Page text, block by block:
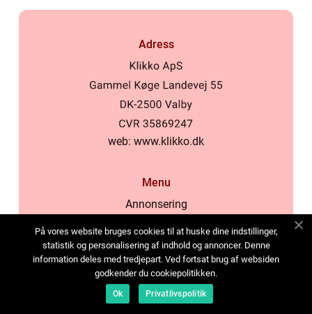
Adress
web: www.klikko.dk
Menu
Annonsering
Cookies
Kontakta oss
Sitemap
På vores website bruges cookies til at huske dine indstillinger,
statistik og personalisering af indhold og annoncer. Denne
information deles med tredjepart. Ved fortsat brug af websiden
godkender du cookiepolitikken.
Ok Privatlivspolitik